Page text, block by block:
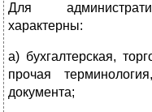
Для
характерны:
а) бухгалтерская,
прочая
документа;